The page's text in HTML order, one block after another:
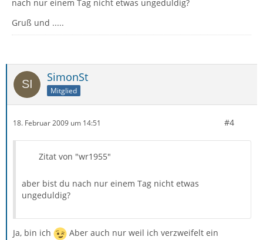
nach nur einem Tag nicht etwas ungeduldig?
Gruß und .....
SimonSt
Mitglied
18. Februar 2009 um 14:51 #4
Zitat von "wr1955"
aber bist du nach nur einem Tag nicht etwas
ungeduldig?
Ja, bin ich
Aber auch nur weil ich verzweifelt ein